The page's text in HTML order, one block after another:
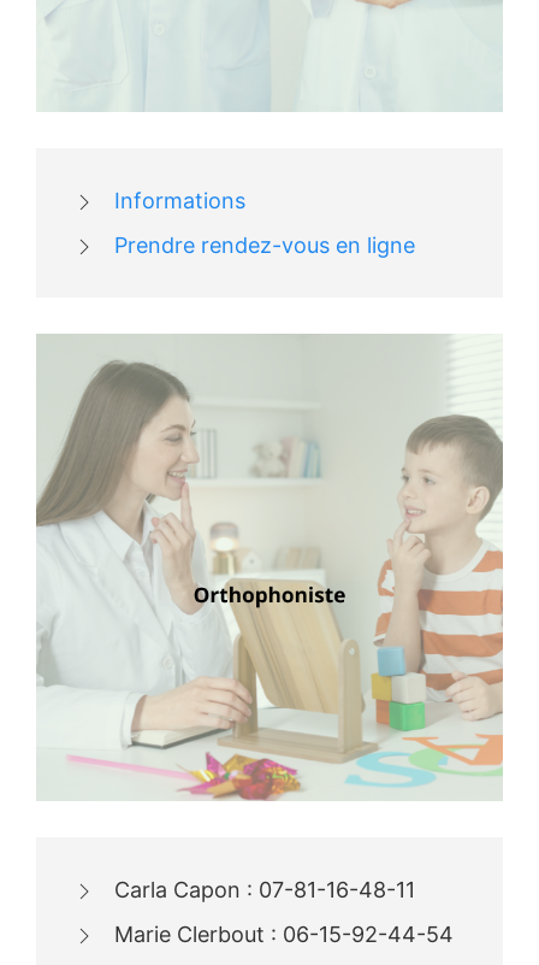
Informations
Prendre rendez-vous en ligne
Carla Capon : 07-81-16-48-11
Marie Clerbout : 06-15-92-44-54